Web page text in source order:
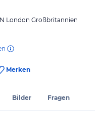
London Großbritannien
Merken
Bilder Fragen